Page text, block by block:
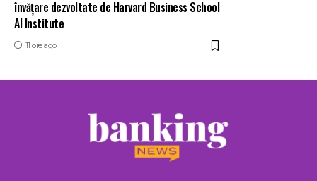
învățare dezvoltate de Harvard Business School
AI Institute
11 ore ago